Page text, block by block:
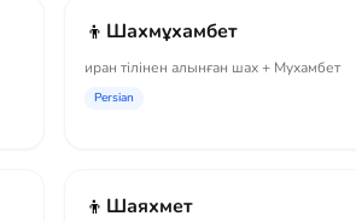
👦 Шахмұхамбет
иран тілінен алынған шах + Мухамбет
Persian
👦 Шаяхмет